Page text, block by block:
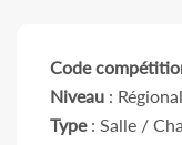
Code
Niveau : Régional
Type: Salle /